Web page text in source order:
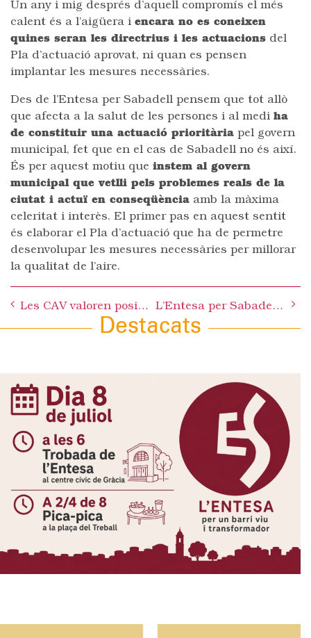
Un any i mig després d’aquell compromís el més
calent és a l’aigüera i encara no es coneixen
quines seran les directrius i les actuacions del
Pla d’actuació aprovat, ni quan es pensen
implantar les mesures necessàries.
Des de l’Entesa per Sabadell pensem que tot allò
que afecta a la salut de les persones i al medi ha
de constituir una actuació prioritària pel govern
municipal, fet que en el cas de Sabadell no és així.
És per aquest motiu que instem al govern
municipal que vetlli pels problemes reals de la
ciutat i actuï en conseqüència amb la màxima
celeritat i interès. El primer pas en aquest sentit
és elaborar el Pla d’actuació que ha de permetre
desenvolupar les mesures necessàries per millorar
la qualitat de l’aire.
navigation
Les CAV valoren positivament els seus dos primers anys de funcionament L’Entesa per Sabadell recolza la manifestació del proper dia 22 per denunciar la política ambiental del Govern de la Generalitat
Destacats